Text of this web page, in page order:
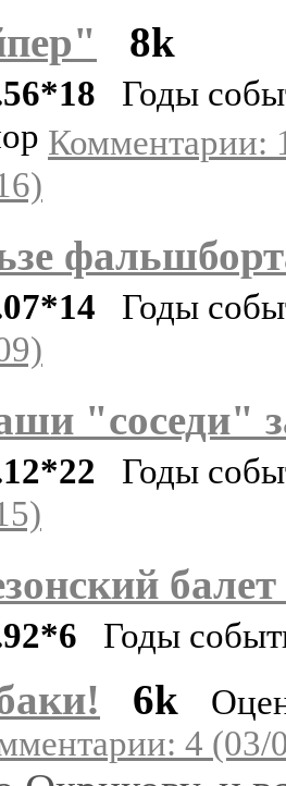
8k
Годы
Комментарии:
Годы
"соседи"
Годы
Годы
6k
4 (03/